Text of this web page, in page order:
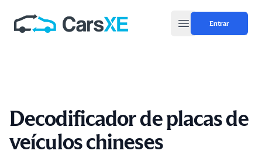
Open main menu
Entrar
Decodificador de placas de
veículos chineses